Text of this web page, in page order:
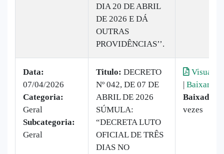
DIA 20 DE ABRIL
DE 2026 E DÁ
OUTRAS
PROVIDÊNCIAS’’.
Data:
07/04/2026
Categoria:
Geral
Subcategoria:
Geral
Titulo: DECRETO
Nº 042, DE 07 DE
ABRIL DE 2026
SÚMULA:
“DECRETA LUTO
OFICIAL DE TRÊS
DIAS NO
| Baixar
Baixado:
vezes